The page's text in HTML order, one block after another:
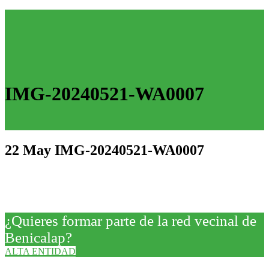
IMG-20240521-WA0007
22 May IMG-20240521-WA0007
¿Quieres formar parte de la red vecinal de
Benicalap?
ALTA ENTIDAD